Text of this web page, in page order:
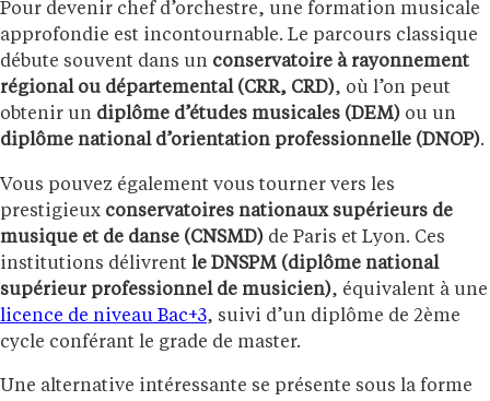
Pour devenir chef d’orchestre, une formation musicale
approfondie est incontournable. Le parcours classique
débute souvent dans un conservatoire à rayonnement
régional ou départemental (CRR, CRD), où l’on peut
obtenir un diplôme d’études musicales (DEM) ou un
diplôme national d’orientation professionnelle (DNOP).
Vous pouvez également vous tourner vers les
prestigieux conservatoires nationaux supérieurs de
musique et de danse (CNSMD) de Paris et Lyon. Ces
institutions délivrent le DNSPM (diplôme national
supérieur professionnel de musicien), équivalent à une
licence de niveau Bac+3, suivi d’un diplôme de 2ème
cycle conférant le grade de master.
Une alternative intéressante se présente sous la forme